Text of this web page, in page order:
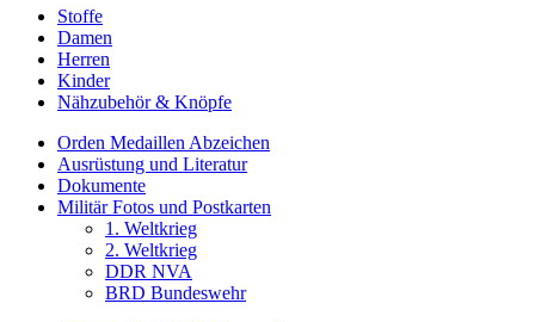
Stoffe
Damen
Herren
Kinder
Nähzubehör & Knöpfe
Orden Medaillen Abzeichen
Ausrüstung und Literatur
Dokumente
Militär Fotos und Postkarten
1. Weltkrieg
2. Weltkrieg
DDR NVA
BRD Bundeswehr